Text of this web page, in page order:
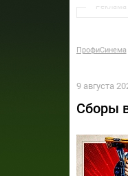
Реклама
ПрофиСинема
9 августа
Сборы